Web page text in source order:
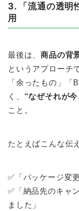
3. 「流通の透明
用
最後は、商品の背
というアプローチ
「余ったもの」「
く、 “なぜそれが
こと。
たとえばこんな伝
✅「パッケージ変
✅「納品先のキャ
ました」